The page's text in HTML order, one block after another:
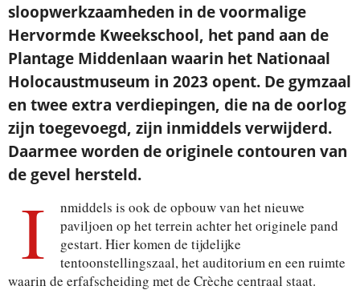
sloopwerkzaamheden in de voormalige
Hervormde Kweekschool, het pand aan de
Plantage Middenlaan waarin het Nationaal
Holocaustmuseum in 2023 opent. De gymzaal
en twee extra verdiepingen, die na de oorlog
zijn toegevoegd, zijn inmiddels verwijderd.
Daarmee worden de originele contouren van
de gevel hersteld.
I
nmiddels is ook de opbouw van het nieuwe
paviljoen op het terrein achter het originele pand
gestart. Hier komen de tijdelijke
tentoonstellingszaal, het auditorium en een ruimte
waarin de erfafscheiding met de Crèche centraal staat.